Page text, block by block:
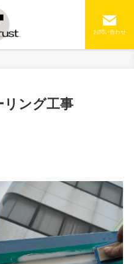
お問い合わせ
ング工事